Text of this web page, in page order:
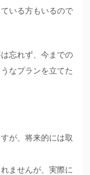
いる方もいるので
忘れず、今までの
なプランを立てた
が、将来的には取
ませんが、実際に